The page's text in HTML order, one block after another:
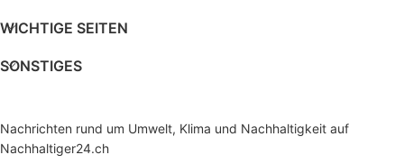
WICHTIGE SEITEN
SONSTIGES
Nachrichten rund um Umwelt, Klima und Nachhaltigkeit auf
Nachhaltiger24.ch